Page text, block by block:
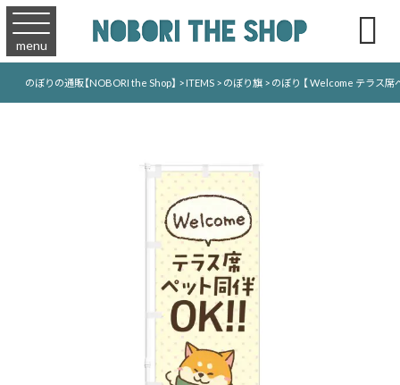
menu 
のぼりの通販【NOBORI the Shop】 >ITEMS>のぼり旗>のぼり 【 Welcome テラス